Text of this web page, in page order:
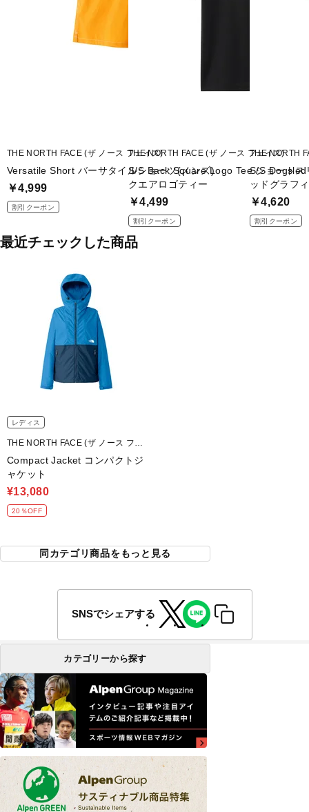
THE NORTH FACE (ザ ノース フェイス)
Versatile Short バーサタイルショーツ(メンズ)
￥4,999
割引クーポン
THE NORTH FACE (ザ ノース フェイス)
S/S Back Square Logo Tee ショートス
クエアロゴティー
￥4,499
割引クーポン
THE NORTH
S/S Dogsled
ッドグラフ
￥4,620
割引クーポン
最近チェックした商品
レディス
THE NORTH FACE (ザ ノース フェ
イス)
Compact Jacket コンパクトジ
ャケット
¥13,080
20％OFF
同カテゴリ商品をもっと見る
SNSでシェアする
カテゴリーから探す